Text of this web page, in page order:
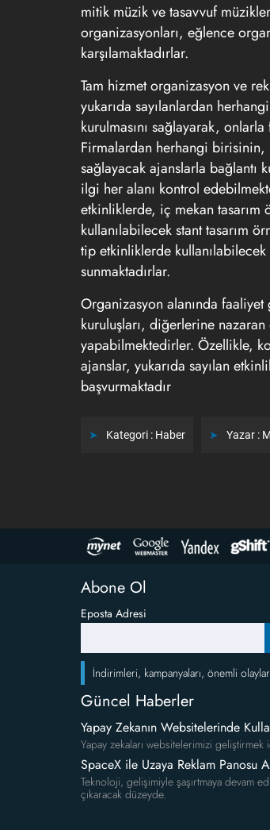
mitik müzik ve tasavvuf
organizasyonları, eğlence
karşılamaktadırlar.
Tam hizmet organizasyon ve
yukarıda sayılanlardan
kurulmasını sağlayarak,
Firmalardan herhangi birisinin,
sağlayacak ajanslarla bağlantı
ilgi her alanı kontrol
etkinliklerde, iç mekan tasarım
kullanılabilecek stant tasarım
tip etkinliklerde
sunmaktadırlar.
Organizasyon alanında
kuruluşları, diğerlerine nazaran
yapabilmektedirler. Özellikle,
ajanslar, yukarıda sayılan
başvurmaktadır
Kategori : Haber Yazar :
Abone Ol
Eposta Adresi
İndirimleri, kampanyaları, önemli
Güncel Haberler
Yapay Zekanın Websitelerinde
Yapay zekaları websitelerimizi geliştirmek
SpaceX ile Uzaya Reklam Panosu
Teknoloji, gelişimiyle şaşırtmaya devam
çıkaracak düzeyde.